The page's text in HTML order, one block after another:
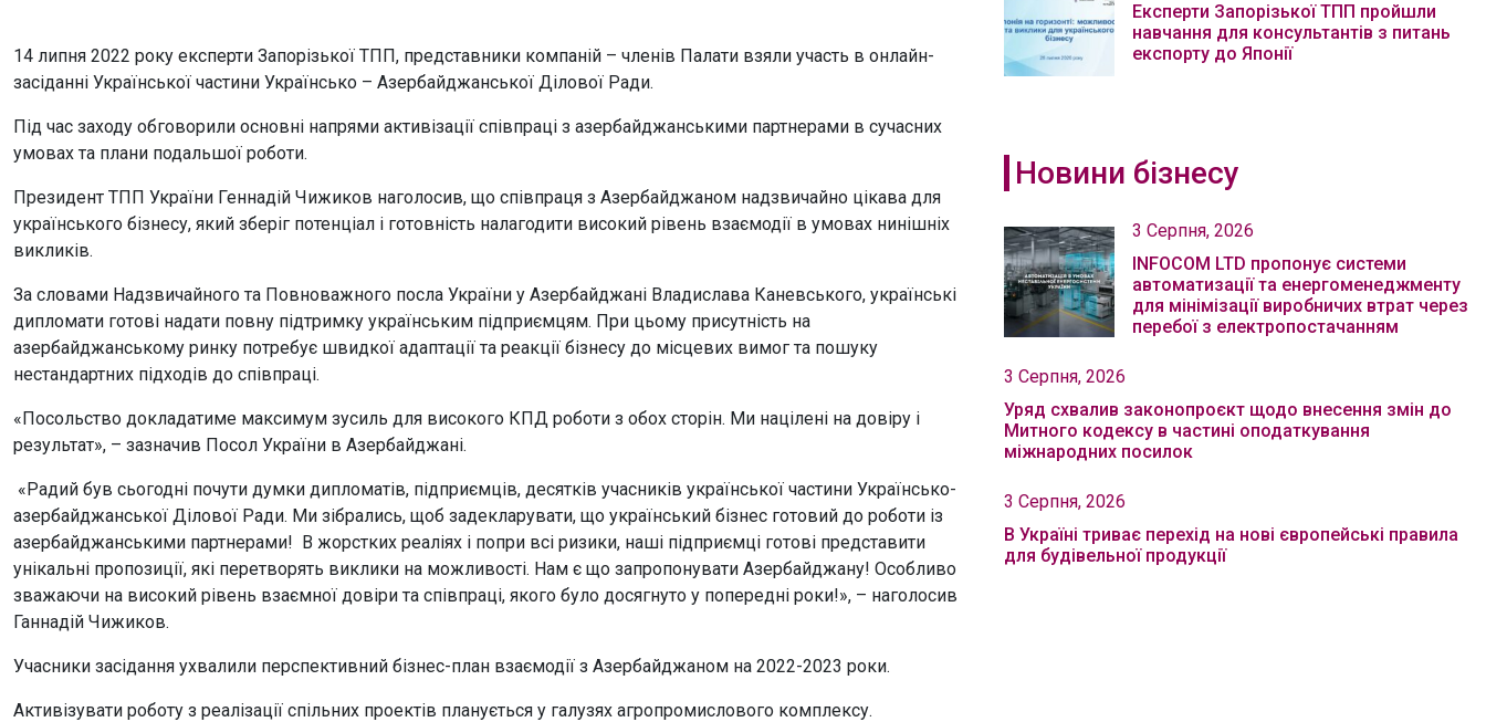
14 липня 2022 року експерти Запорізької ТПП, представники компаній – членів Палати взяли участь в онлайн-
засіданні Української частини Українсько – Азербайджанської Ділової Ради.
Під час заходу обговорили основні напрями активізації співпраці з азербайджанськими партнерами в сучасних
умовах та плани подальшої роботи.
Президент ТПП України Геннадій Чижиков наголосив, що співпраця з Азербайджаном надзвичайно цікава для
українського бізнесу, який зберіг потенціал і готовність налагодити високий рівень взаємодії в умовах нинішніх
викликів.
За словами Надзвичайного та Повноважного посла України у Азербайджані Владислава Каневського, українські
дипломати готові надати повну підтримку українським підприємцям. При цьому присутність на
азербайджанському ринку потребує швидкої адаптації та реакції бізнесу до місцевих вимог та пошуку
нестандартних підходів до співпраці.
«Посольство докладатиме максимум зусиль для високого КПД роботи з обох сторін. Ми націлені на довіру і
результат», – зазначив Посол України в Азербайджані.
«Радий був сьогодні почути думки дипломатів, підприємців, десятків учасників української частини Українсько-
азербайджанської Ділової Ради. Ми зібрались, щоб задекларувати, що український бізнес готовий до роботи із
азербайджанськими партнерами! В жорстких реаліях і попри всі ризики, наші підприємці готові представити
унікальні пропозиції, які перетворять виклики на можливості. Нам є що запропонувати Азербайджану! Особливо
зважаючи на високий рівень взаємної довіри та співпраці, якого було досягнуто у попередні роки!», – наголосив
Ганнадій Чижиков.
Учасники засідання ухвалили перспективний бізнес-план взаємодії з Азербайджаном на 2022-2023 роки.
Активізувати роботу з реалізації спільних проектів планується у галузях агропромислового комплексу.
Експерти Запорізької ТПП пройшли
навчання для консультантів з питань
експорту до Японії
Новини бізнесу
3 Серпня, 2026
INFOCOM LTD пропонує системи
автоматизації та енергоменеджменту
для мінімізації виробничих втрат через
перебої з електропостачанням
3 Серпня, 2026
Уряд схвалив законопроєкт щодо внесення змін до
Митного кодексу в частині оподаткування
міжнародних посилок
3 Серпня, 2026
В Україні триває перехід на нові європейські правила
для будівельної продукції